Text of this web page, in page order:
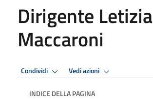
Dirigente Letizia
Maccaroni
Condividi Vedi azioni
INDICE DELLA PAGINA